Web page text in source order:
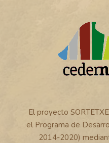
El proyecto
el Programa de
2014-2020)